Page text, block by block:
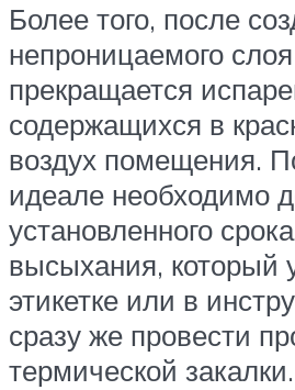
Более того, после
непроницаемого слоя
прекращается
содержащихся в
воздух помещения.
идеале необходимо
установленного
высыхания, который
этикетке или в
сразу же провести
термической закалки.